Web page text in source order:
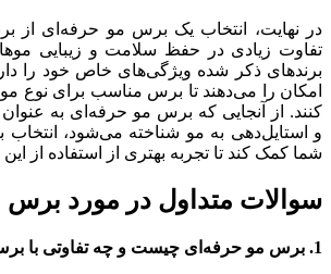
در نهایت، انتخاب یک برس مو حرفه‌ای از
تفاوت زیادی در حفظ سلامت و زیبایی موها
برندهای ذکر شده ویژگی‌های خاص خود را
امکان را می‌دهند تا برس مناسب برای نوع مو و
کنند. از آنجایی که برس مو حرفه‌ای به
و استایل‌دهی به مو شناخته می‌شود، انتخاب
شما کمک کند تا تجربه بهتری از استفاده از این
سوالات متداول در مورد
1. برس مو حرفه‌ای چیست و چه تفاوتی با برس‌های معمولی دارد؟